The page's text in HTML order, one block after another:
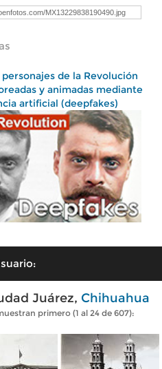
de la Revolución
y animadas mediante
artificial (deepfakes)
Juárez, Chihuahua
primero (1 al 24 de 607):